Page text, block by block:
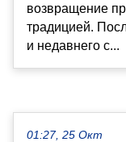
возвращение
традицией.
и недавнего с...
01:27, 25 Окт